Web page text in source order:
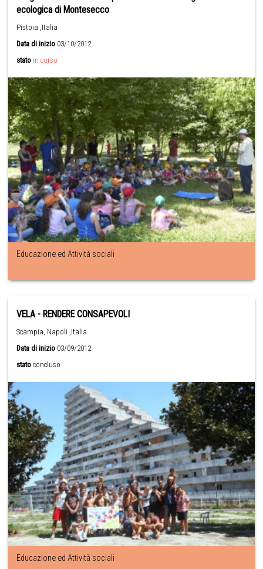
ecologica di Montesecco
Pistoia ,Italia
Data di inizio 03/10/2012
stato in corso
Educazione ed Attività sociali
VELA - RENDERE CONSAPEVOLI
Scampia, Napoli ,Italia
Data di inizio 03/09/2012
stato concluso
Educazione ed Attività sociali